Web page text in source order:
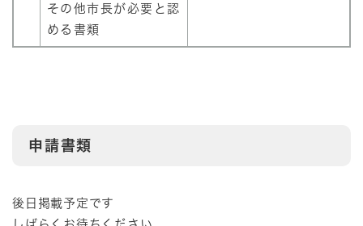
その他市長が必要と認
める書類
申請書類
後日掲載予定です